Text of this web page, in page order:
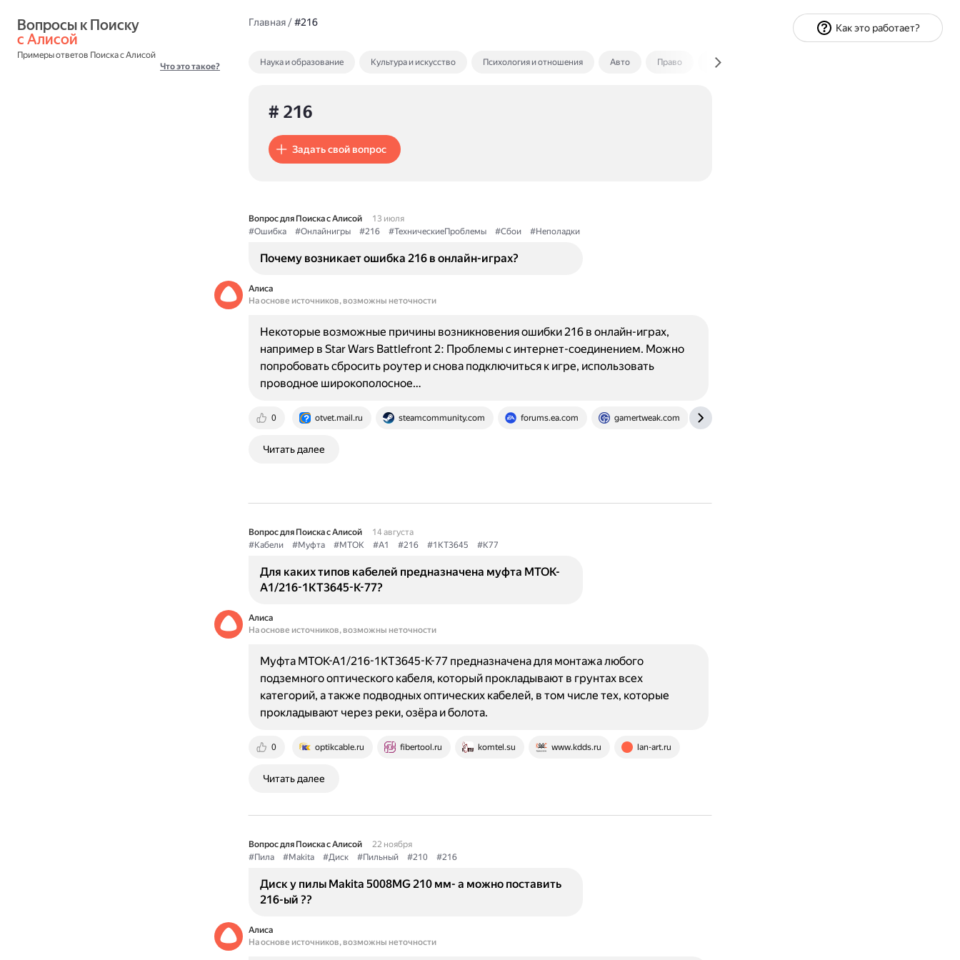
с Алисой
Примеры ответов Поиска с Алисой
Что это такое?
Главная/#216
Наука и образование Культура и искусство Психология и отношения Авто Право Экономика и финансы
# 216
Задать свой вопрос
Вопрос для Поиска с Алисой
13 июля
#Ошибка
#Онлайнигры #216 #ТехническиеПроблемы #Сбои #Неполадки
Почему возникает ошибка 216 в онлайн-играх?
Алиса
На основе источников, возможны неточности
0 otvet.mail.ru steamcommunity.com forums.ea.com gamertweak.com
Некоторые возможные причины возникновения ошибки 216 в онлайн-играх,
например в Star Wars Battlefront 2: Проблемы с интернет-соединением. Можно
попробовать сбросить роутер и снова подключиться к игре, использовать
проводное широкополосное…
Читать далее
Вопрос для Поиска с Алисой
14 августа
#Кабели
#Муфта #МТОК #А1 #216 #1КТ3645 #К77
Для каких типов кабелей предназначена муфта МТОК-
А1/216-1КТ3645-К-77?
Алиса
На основе источников, возможны неточности
0 optikcable.ru fibertool.ru komtel.su www.kdds.ru lan-art.ru
Муфта МТОК-А1/216-1КТ3645-К-77 предназначена для монтажа любого
подземного оптического кабеля, который прокладывают в грунтах всех
категорий, а также подводных оптических кабелей, в том числе тех, которые
прокладывают через реки, озёра и болота.
Читать далее
Вопрос для Поиска с Алисой
22 ноября
#Пила
#Makita #Диск #Пильный #210 #216
Диск у пилы Makita 5008MG 210 мм- а можно поставить
216-ый ??
Алиса
На основе источников, возможны неточности
Как это работает?